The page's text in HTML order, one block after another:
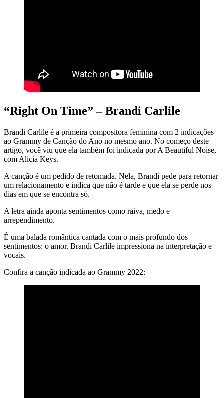
“Right On Time” – Brandi Carlile
Brandi Carlile é a primeira compositora feminina com 2 indicações
ao Grammy de Canção do Ano no mesmo ano. No começo deste
artigo, você viu que ela também foi indicada por A Beautiful Noise,
com Alicia Keys.
A canção é um pedido de retomada. Nela, Brandi pede para retornar
um relacionamento e indica que não é tarde e que ela se perde nos
dias em que se encontra só.
A letra ainda aponta sentimentos como raiva, medo e
arrependimento.
É uma balada romântica cantada com o mais profundo dos
sentimentos: o amor. Brandi Carlile impressiona na interpretação e
vocais.
Confira a canção indicada ao Grammy 2022: